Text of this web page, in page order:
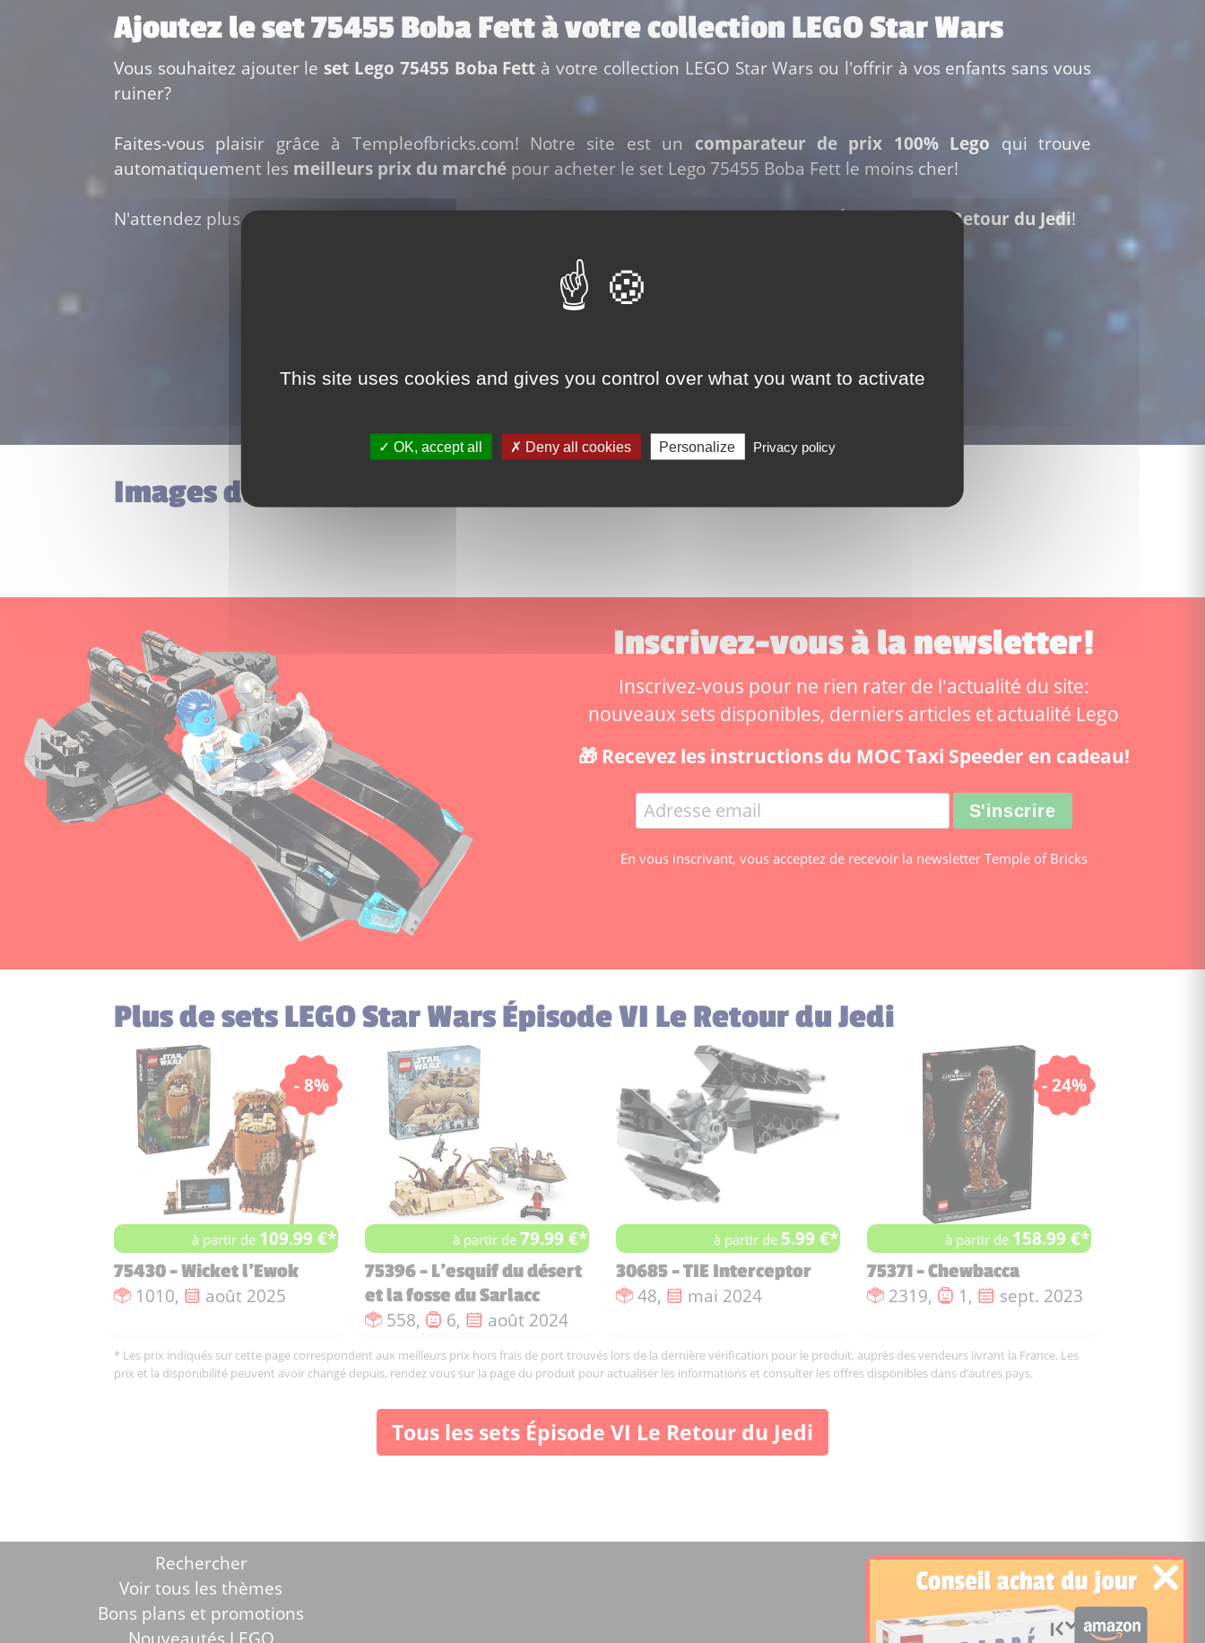
Ajoutez le set 75455 Boba Fett à votre collection LEGO Star Wars
Vous souhaitez ajouter le set Lego 75455 Boba Fett à votre collection LEGO Star Wars ou l'offrir à vos enfants sans vous
ruiner?
Faites-vous plaisir grâce à Templeofbricks.com! Notre site est un comparateur de prix 100% Lego qui trouve
automatiquement les meilleurs prix du marché pour acheter le set Lego 75455 Boba Fett le moins cher!
N'attendez plus pour vous faire plaisir et ajouter ce set à votre collection LEGO Star Wars Épisode VI Le Retour du Jedi!
Acheter ce set
Images du set Lego 75455
Inscrivez-vous à la newsletter!
Inscrivez-vous pour ne rien rater de l'actualité du site:
nouveaux sets disponibles, derniers articles et actualité Lego
🎁 Recevez les instructions du MOC Taxi Speeder en cadeau!
En vous inscrivant, vous acceptez de recevoir la newsletter Temple of Bricks
Plus de sets LEGO Star Wars Épisode VI Le Retour du Jedi
- 8%
à partir de 109.99 €*
75430 - Wicket l'Ewok
Nombre de pièces :
1010, Date de sortie :
août 2025
à partir de79.99 €*
75396 - L'esquif du désert
et la fosse du Sarlacc
Nombre de pièces :
558, Nombre de figurines :
6, Date de sortie :
août 2024
à partir de 5.99 €*
30685 - TIE Interceptor
Nombre de pièces :
48, Date de sortie :
mai 2024
- 24%
à partir de 158.99 €*
75371 - Chewbacca
Nombre de pièces :
2319, Nombre de figurines :
1, Date de sortie :
sept. 2023
* Les prix indiqués sur cette page correspondent aux meilleurs prix hors frais de port trouvés lors de la dernière vérification pour le produit, auprès des vendeurs livrant la France. Les
prix et la disponibilité peuvent avoir changé depuis, rendez vous sur la page du produit pour actualiser les informations et consulter les offres disponibles dans d’autres pays.
Tous les sets Épisode VI Le Retour du Jedi
Rechercher
Voir tous les thèmes
Bons plans et promotions
Nouveautés LEGO
©2026 Temple of Bricks
Notez le site:
This site uses cookies and gives you control over what you want to activate
OK, accept all Deny all cookies Personalize Privacy policy